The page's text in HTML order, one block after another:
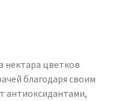
нектара цветков
благодаря своим
антиоксидантами,